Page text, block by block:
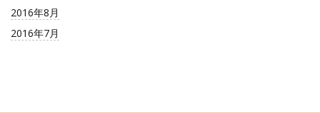
2016年8月
2016年7月